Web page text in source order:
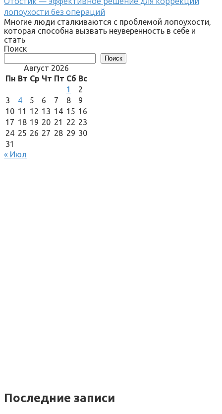
лопоухости без операций
Многие люди сталкиваются с проблемой лопоухости,
которая способна вызвать неуверенность в себе и
стать
Поиск
Поиск
Август 2026
Пн Вт Ср Чт Пт Сб Вс
1
2
3
4 5 6 7 8
9
10 11 12 13 14 15 16
17 18 19 20 21 22 23
24 25 26 27 28 29 30
31
« Июл
Последние записи